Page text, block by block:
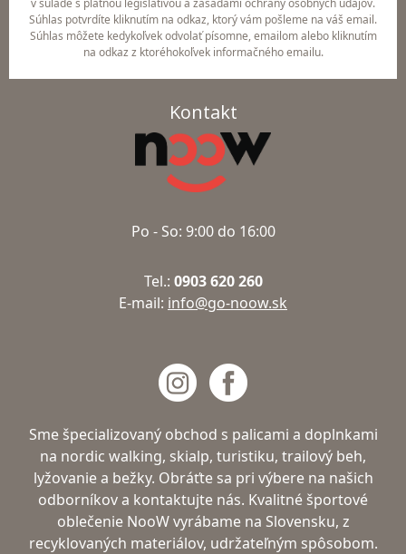
Súhlas potvrdíte kliknutím na odkaz, ktorý vám pošleme na váš email.
Súhlas môžete kedykoľvek odvolať písomne, emailom alebo kliknutím
na odkaz z ktoréhokoľvek informačného emailu.
Kontakt
Po - So: 9:00 do 16:00
Tel.: 0903 620 260
E-mail: info@go-noow.sk
Sme špecializovaný obchod s palicami a doplnkami
na nordic walking, skialp, turistiku, trailový beh,
lyžovanie a bežky. Obráťte sa pri výbere na našich
odborníkov a kontaktujte nás. Kvalitné športové
oblečenie NooW vyrábame na Slovensku, z
recyklovaných materiálov, udržateľným spôsobom.